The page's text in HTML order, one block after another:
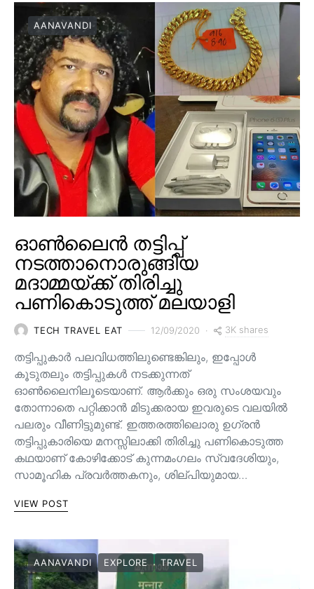
AANAVANDI
ഓൺലൈൻ തട്ടിപ്പ്
നടത്താനൊരുങ്ങിയ
മദാമ്മയ്ക്ക് തിരിച്ചു
പണികൊടുത്ത് മലയാളി
TECH TRAVEL EAT 12/09/2020 3K shares
തട്ടിപ്പുകാർ പലവിധത്തിലുണ്ടെങ്കിലും, ഇപ്പോൾ
കൂടുതലും തട്ടിപ്പുകൾ നടക്കുന്നത്
ഓൺലൈനിലൂടെയാണ്. ആർക്കും ഒരു സംശയവും
തോന്നാതെ പറ്റിക്കാൻ മിടുക്കരായ ഇവരുടെ വലയിൽ
പലരും വീണിട്ടുമുണ്ട്. ഇത്തരത്തിലൊരു ഉഗ്രൻ
തട്ടിപ്പുകാരിയെ മനസ്സിലാക്കി തിരിച്ചു പണികൊടുത്ത
കഥയാണ് കോഴിക്കോട് കുന്നമംഗലം സ്വദേശിയും,
സാമൂഹിക പ്രവർത്തകനും, ശില്പിയുമായ…
VIEW POST
AANAVANDI EXPLORE TRAVEL